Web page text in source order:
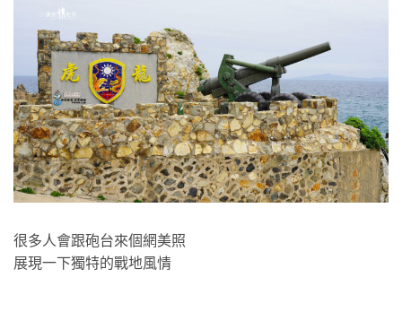
很多人會跟砲台來個網美照
展現一下獨特的戰地風情